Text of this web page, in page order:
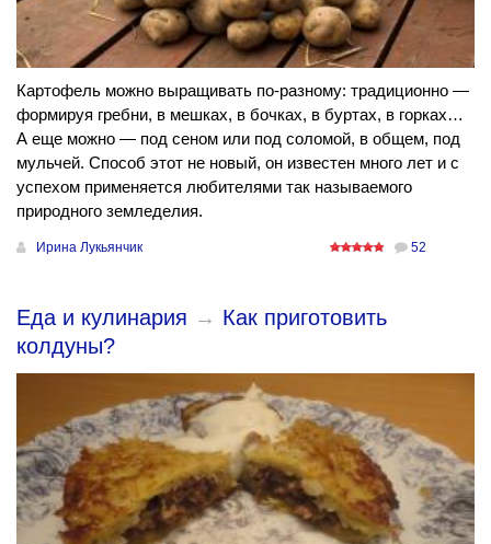
Картофель можно выращивать по-разному: традиционно —
формируя гребни, в мешках, в бочках, в буртах, в горках…
А еще можно — под сеном или под соломой, в общем, под
мульчей. Способ этот не новый, он известен много лет и с
успехом применяется любителями так называемого
природного земледелия.
Ирина Лукьянчик 52
Еда и кулинария → Как приготовить
колдуны?